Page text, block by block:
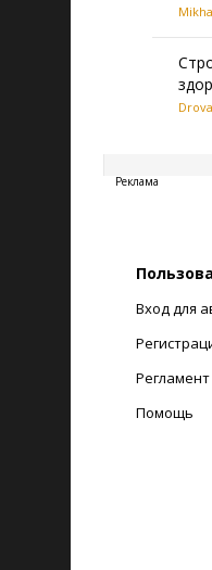
Drova
Реклама
Вход для
Регламент
Помощь